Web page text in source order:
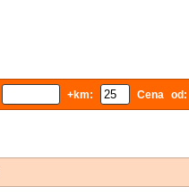
+km: Cena od: